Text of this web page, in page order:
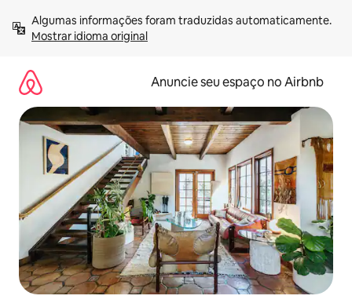
para
Mostrar idioma original
Anuncie seu espaço no Airbnb